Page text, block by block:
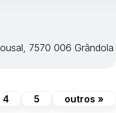
7570 006 Grândola
4 5 outros »